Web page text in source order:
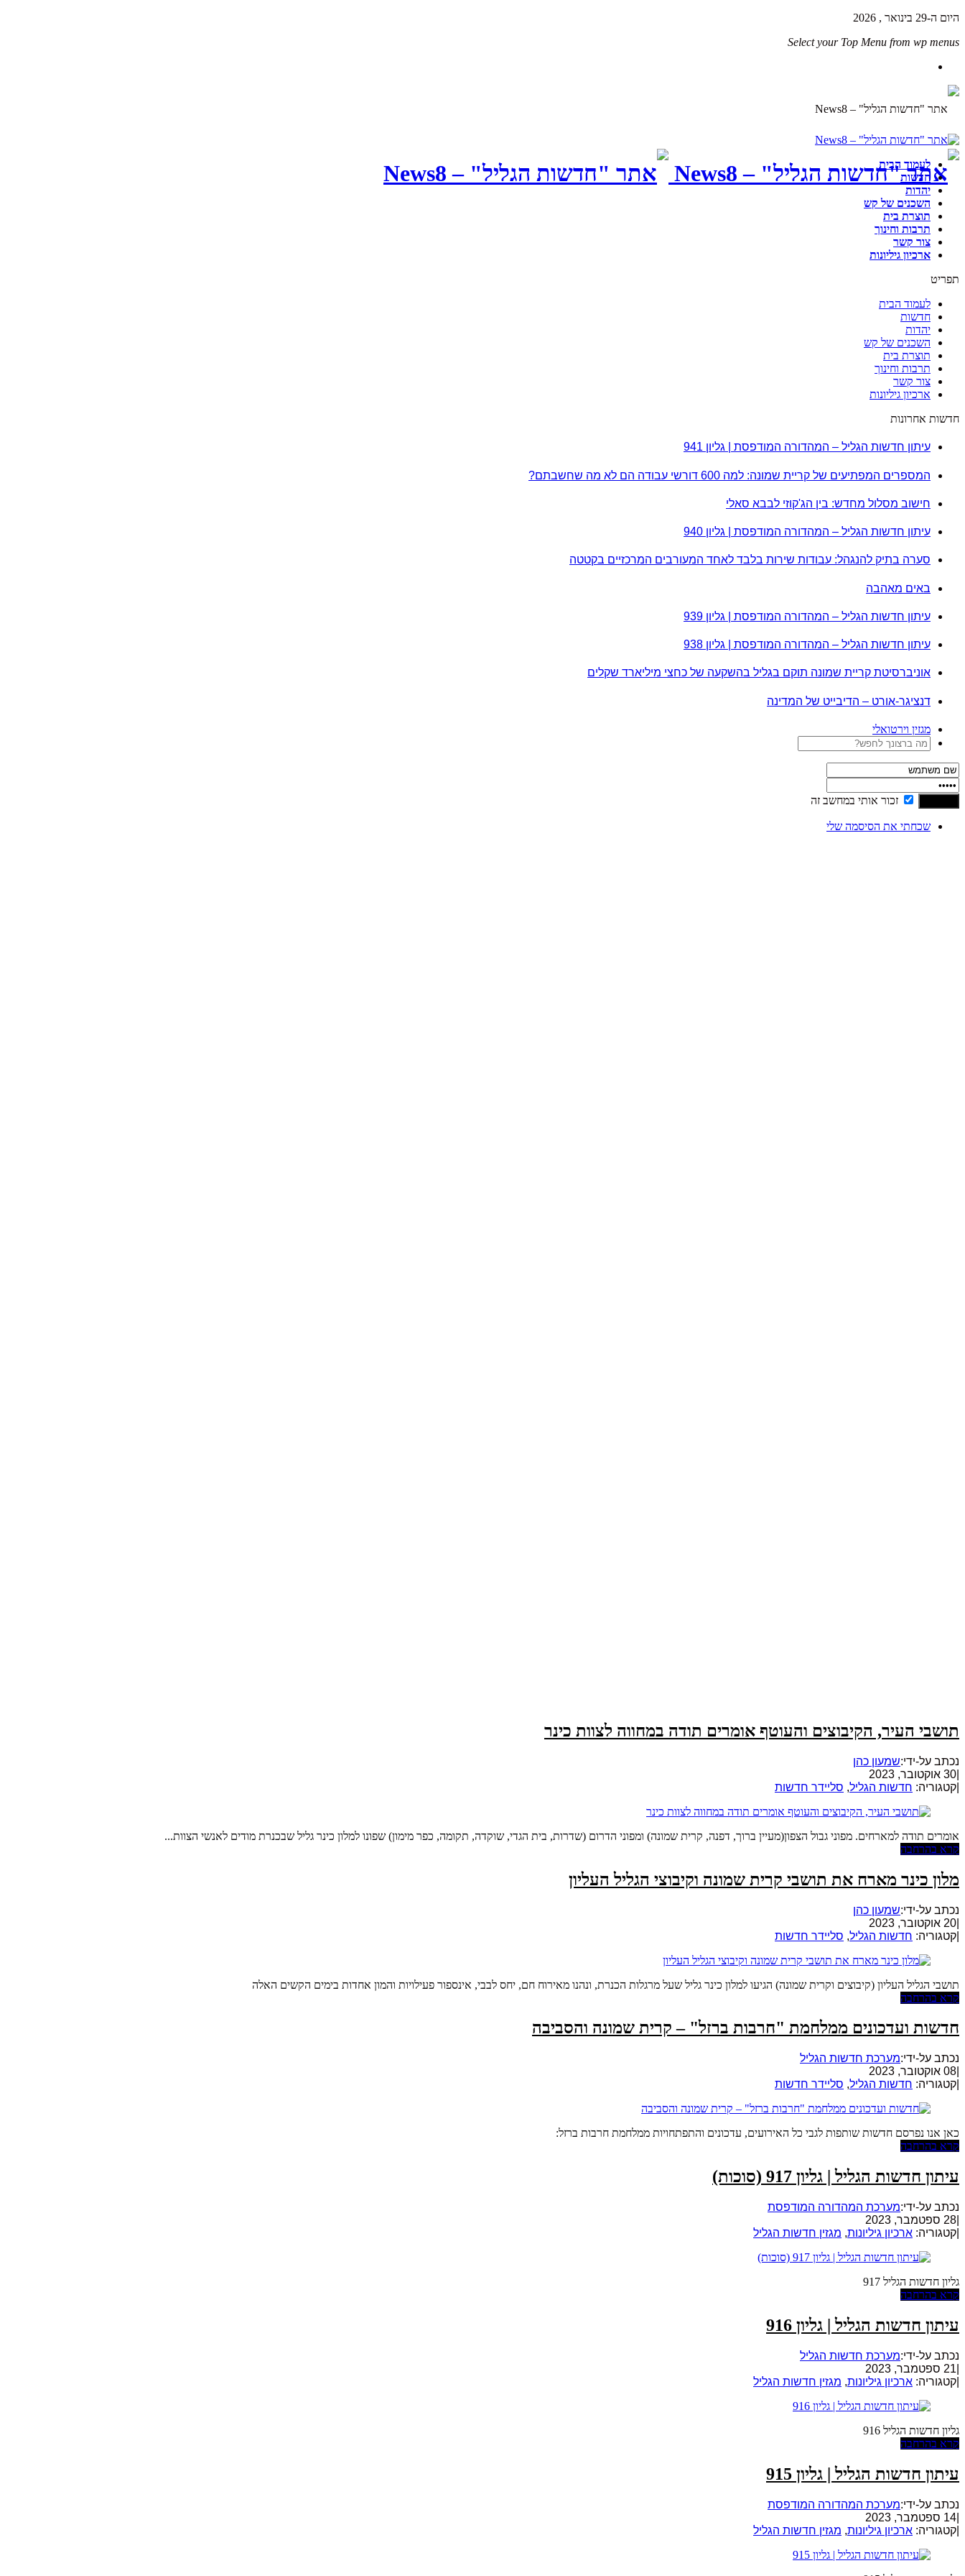
היום ה-29 בינואר , 2026
Select your Top Menu from wp menus
לעמוד הבית
חדשות
יהדות
השכנים של קש
תוצרת בית
תרבות וחינוך
צור קשר
ארכיון גיליונות
תפריט
לעמוד הבית
חדשות
יהדות
השכנים של קש
תוצרת בית
תרבות וחינוך
צור קשר
ארכיון גיליונות
חדשות אחרונות
עיתון חדשות הגליל – המהדורה המודפסת | גליון 941
המספרים המפתיעים של קריית שמונה: למה 600 דורשי עבודה הם לא מה שחשבתם?
חישוב מסלול מחדש: בין הג'קוזי לבבא סאלי
עיתון חדשות הגליל – המהדורה המודפסת | גליון 940
סערה בתיק להנגהל: עבודות שירות בלבד לאחד המעורבים המרכזיים בקטטה
באים מאהבה
עיתון חדשות הגליל – המהדורה המודפסת | גליון 939
עיתון חדשות הגליל – המהדורה המודפסת | גליון 938
אוניברסיטת קריית שמונה תוקם בגליל בהשקעה של כחצי מיליארד שקלים
דנציגר-אורט – הדיבייט של המדינה
מגזין וירטואלי
זכור אותי במחשב זה
שכחתי את הסיסמה שלי
תושבי העיר, הקיבוצים והעוטף אומרים תודה במחווה לצוות כינר
נכתב על-ידי:שמעון כהן
30 אוקטובר, 2023
קטגוריה: חדשות הגליל, סליידר חדשות
אומרים תודה למארחים. מפוני גבול הצפון(מעיין ברוך, דפנה, קרית שמונה) ומפוני הדרום (שדרות, בית הגדי, שוקדה, תקומה, כפר מימון) שפונו למלון כינר גליל שבכנרת מודים לאנשי הצוות...
קרא בהרחבה
מלון כינר מארח את תושבי קרית שמונה וקיבוצי הגליל העליון
נכתב על-ידי:שמעון כהן
20 אוקטובר, 2023
קטגוריה: חדשות הגליל, סליידר חדשות
תושבי הגליל העליון (קיבוצים וקרית שמונה) הגיעו למלון כינר גליל שעל מרגלות הכנרת, ונהנו מאירוח חם, יחס לבבי, אינספור פעילויות והמון אחדות בימים הקשים האלה
קרא בהרחבה
חדשות ועדכונים ממלחמת "חרבות ברזל" – קרית שמונה והסביבה
נכתב על-ידי:מערכת חדשות הגליל
08 אוקטובר, 2023
קטגוריה: חדשות הגליל, סליידר חדשות
כאן אנו נפרסם חדשות שותפות לגבי כל האירועים, עדכונים והתפתחויות ממלחמת חרבות ברזל:
קרא בהרחבה
עיתון חדשות הגליל | גליון 917 (סוכות)
נכתב על-ידי:מערכת המהדורה המודפסת
28 ספטמבר, 2023
קטגוריה: ארכיון גיליונות, מגזין חדשות הגליל
גליון חדשות הגליל 917
קרא בהרחבה
עיתון חדשות הגליל | גליון 916
נכתב על-ידי:מערכת חדשות הגליל
21 ספטמבר, 2023
קטגוריה: ארכיון גיליונות, מגזין חדשות הגליל
גליון חדשות הגליל 916
קרא בהרחבה
עיתון חדשות הגליל | גליון 915
נכתב על-ידי:מערכת המהדורה המודפסת
14 ספטמבר, 2023
קטגוריה: ארכיון גיליונות, מגזין חדשות הגליל